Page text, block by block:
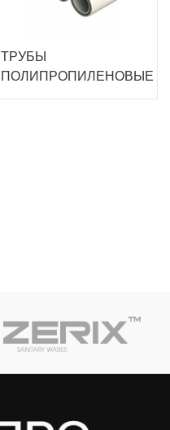
ТРУБЫ
ПОЛИПРОПИЛЕНОВЫЕ